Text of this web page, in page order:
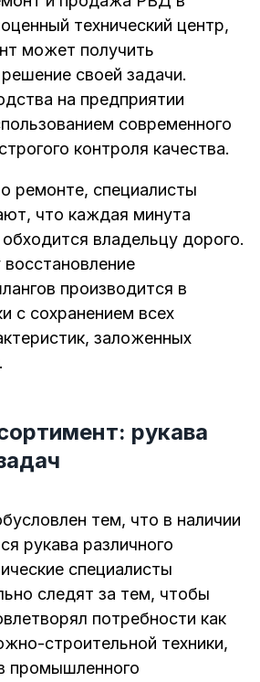
технический центр,
может получить
своей задачи.
на предприятии
современного
контроля качества.
ремонте, специалисты
что каждая минута
владельцу дорого.
производится в
с сохранением всех
заложенных
рукава
тем, что в наличии
рукава различного
специалисты
следят за тем, чтобы
потребности как
строительной техники,
промышленного